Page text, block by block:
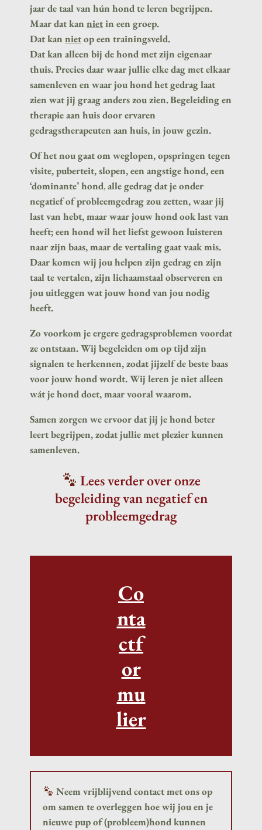
jaar de taal van hún hond te leren begrijpen.
Maar dat kan nietin een groep.
Dat kan nietop een trainingsveld.
Dat kan alleen bij de hond met zijn eigenaar
thuis. Precies daar waar jullie elke dag met elkaar
samenleven en waar jou hond het gedrag laat
zien wat jij graag anders zou zien.Begeleiding en
therapie aan huis door ervaren
gedragstherapeuten aan huis, in jouw gezin.
Of het nou gaat om weglopen, opspringen tegen
visite, puberteit, slopen, een angstige hond, een
‘dominante’ hond,alle gedrag dat je onder
negatief of probleemgedrag zou zetten, waar jij
last van hebt, maar waar jouw hond ook last van
heeft; een hond wil het liefst gewoon luisteren
naar zijn baas, maar de vertaling gaat vaak mis.
Daar komen wij jou helpen zijn gedrag en zijn
taal te vertalen, zijn lichaamstaal observeren en
jou uitleggen wat jouw hond van jou nodig
heeft.
Zo voorkom je ergere gedragsproblemen voordat
ze ontstaan. Wij begeleiden om op tijd zijn
signalen te herkennen, zodat jijzelf de beste baas
voor jouw hond wordt. Wij leren je niet alleen
wát je hond doet, maar vooral waarom.
Samen zorgen we ervoor dat jij je hond beter
leert begrijpen, zodat jullie met plezier kunnen
samenleven.
Lees verder over onze
begeleiding van negatief en
probleemgedrag
Co
nta
ctf
or
mu
lier
Neem vrijblijvend contact met ons op
om samen te overleggen hoe wij jou en je
nieuwe pup of (probleem)hond kunnen